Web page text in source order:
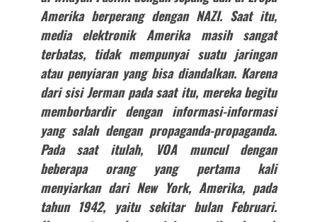
Amerika berperang dengan NAZI. Saat itu,
media elektronik Amerika masih sangat
terbatas, tidak mempunyai suatu jaringan
atau penyiaran yang bisa diandalkan. Karena
dari sisi Jerman pada saat itu, mereka begitu
memborbardir dengan informasi-informasi
yang salah dengan propaganda-propaganda.
Pada saat itulah, VOA muncul dengan
beberapa orang yang pertama kali
menyiarkan dari New York, Amerika, pada
tahun 1942, yaitu sekitar bulan Februari.